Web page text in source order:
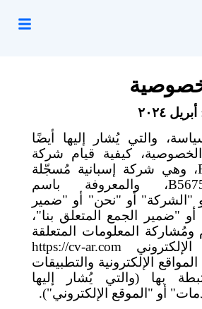
٢٠٢٤
والتي يُشار إليها أيضًا
كيفية قيام شركة
، وهي شركة إسبانية مُسجّلة
، والمعروفة باسم
"الشركة" أو "نحن" أو "ضمير
أو "ضمير الجمع المتعلق بنا"،
المعلومات المتعلقة
https://cv-ar.com
الإلكترونية والتطبيقات
بها (والتي يُشار إليها
أو "الموقع الإلكتروني").